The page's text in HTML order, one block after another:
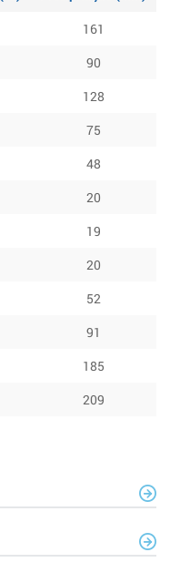
161
90
128
75
48
20
19
20
52
91
185
209